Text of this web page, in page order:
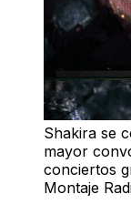
Shakira se
mayor
conciertos
Montaje